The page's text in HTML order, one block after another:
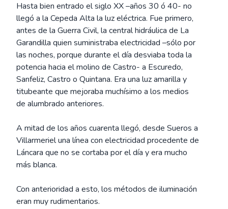
Hasta bien entrado el siglo XX –años 30 ó 40- no
llegó a la Cepeda Alta la luz eléctrica. Fue primero,
antes de la Guerra Civil, la central hidráulica de La
Garandilla quien suministraba electricidad –sólo por
las noches, porque durante el día desviaba toda la
potencia hacia el molino de Castro- a Escuredo,
Sanfeliz, Castro o Quintana. Era una luz amarilla y
titubeante que mejoraba muchísimo a los medios
de alumbrado anteriores.
A mitad de los años cuarenta llegó, desde Sueros a
Villarmeriel una línea con electricidad procedente de
Láncara que no se cortaba por el día y era mucho
más blanca.
Con anterioridad a esto, los métodos de iluminación
eran muy rudimentarios.